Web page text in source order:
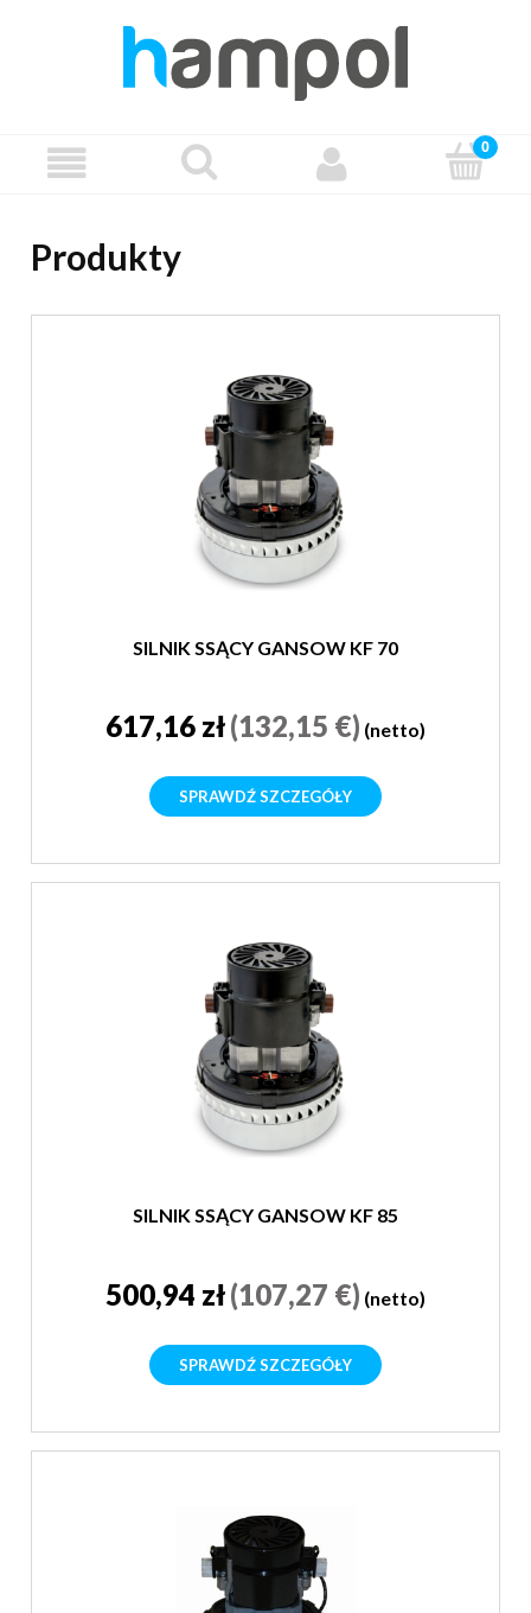
Produkty
SILNIK SSĄCY GANSOW KF 70
617,16 zł(132,15 €) (netto)
SPRAWDŹ SZCZEGÓŁY
SILNIK SSĄCY GANSOW KF 85
500,94 zł(107,27 €) (netto)
SPRAWDŹ SZCZEGÓŁY